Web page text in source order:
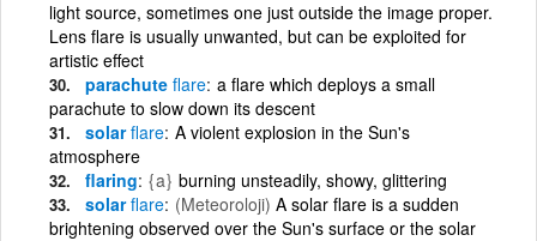
light source, sometimes one just outside the image proper.
Lens flare is usually unwanted, but can be exploited for
artistic effect
parachute flare a flare which deploys a small
parachute to slow down its descent
solarflare A violent explosion in the Sun's
atmosphere
flaring {a} burning unsteadily, showy, glittering
solarflare (Meteoroloji) A solar flare is a sudden
brightening observed over the Sun's surface or the solar